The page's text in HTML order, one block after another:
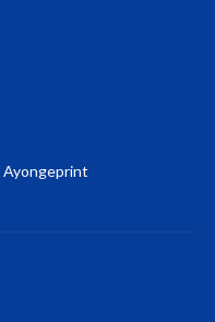
Ayongeprint